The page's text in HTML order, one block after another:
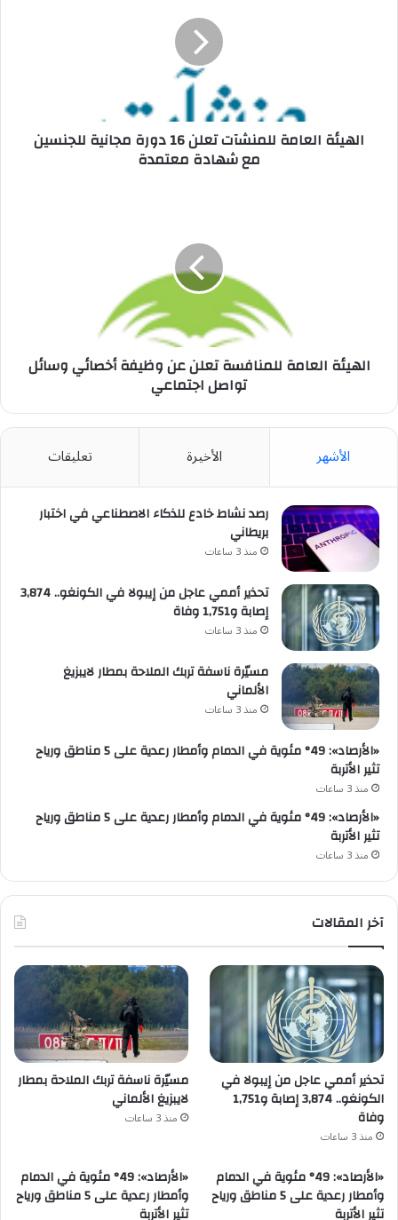
شهادة الهيئة العامة للمنشآت تعلن 16 دورة مجانية للجنسين
مع شهادة معتمدة
اجتماعي
الهيئة العامة للمنافسة تعلن عن وظيفة أخصائي وسائل
تواصل اجتماعي
الأشهر الأخيرة تعليقات
رصد نشاط خادع للذكاء الاصطناعي في اختبار
بريطاني
منذ 3 ساعات
تحذير أممي عاجل من إيبولا في الكونغو.. 3,874
إصابة و1,751 وفاة
منذ 3 ساعات
مسيّرة ناسفة تربك الملاحة بمطار لايبزيغ
الألماني
منذ 3 ساعات
«الأرصاد»: 49° مئوية في الدمام وأمطار رعدية على 5 مناطق ورياح
تثير الأتربة
منذ 3 ساعات
«الأرصاد»: 49° مئوية في الدمام وأمطار رعدية على 5 مناطق ورياح
تثير الأتربة
منذ 3 ساعات
آخر المقالات
تحذير أممي عاجل من إيبولا في
الكونغو.. 3,874 إصابة و1,751
وفاة
منذ 3 ساعات
مسيّرة ناسفة تربك الملاحة بمطار
لايبزيغ الألماني
منذ 3 ساعات
«الأرصاد»: 49° مئوية في الدمام
وأمطار رعدية على 5 مناطق ورياح
تثير الأتربة
«الأرصاد»: 49° مئوية في الدمام
وأمطار رعدية على 5 مناطق ورياح
تثير الأتربة